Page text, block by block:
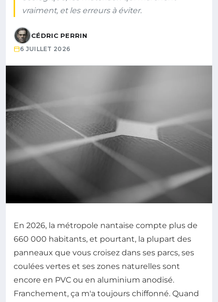
vraiment, et les erreurs à éviter.
CÉDRIC PERRIN
6 JUILLET 2026
En 2026, la métropole nantaise compte plus de
660 000 habitants, et pourtant, la plupart des
panneaux que vous croisez dans ses parcs, ses
coulées vertes et ses zones naturelles sont
encore en PVC ou en aluminium anodisé.
Franchement, ça m'a toujours chiffonné. Quand